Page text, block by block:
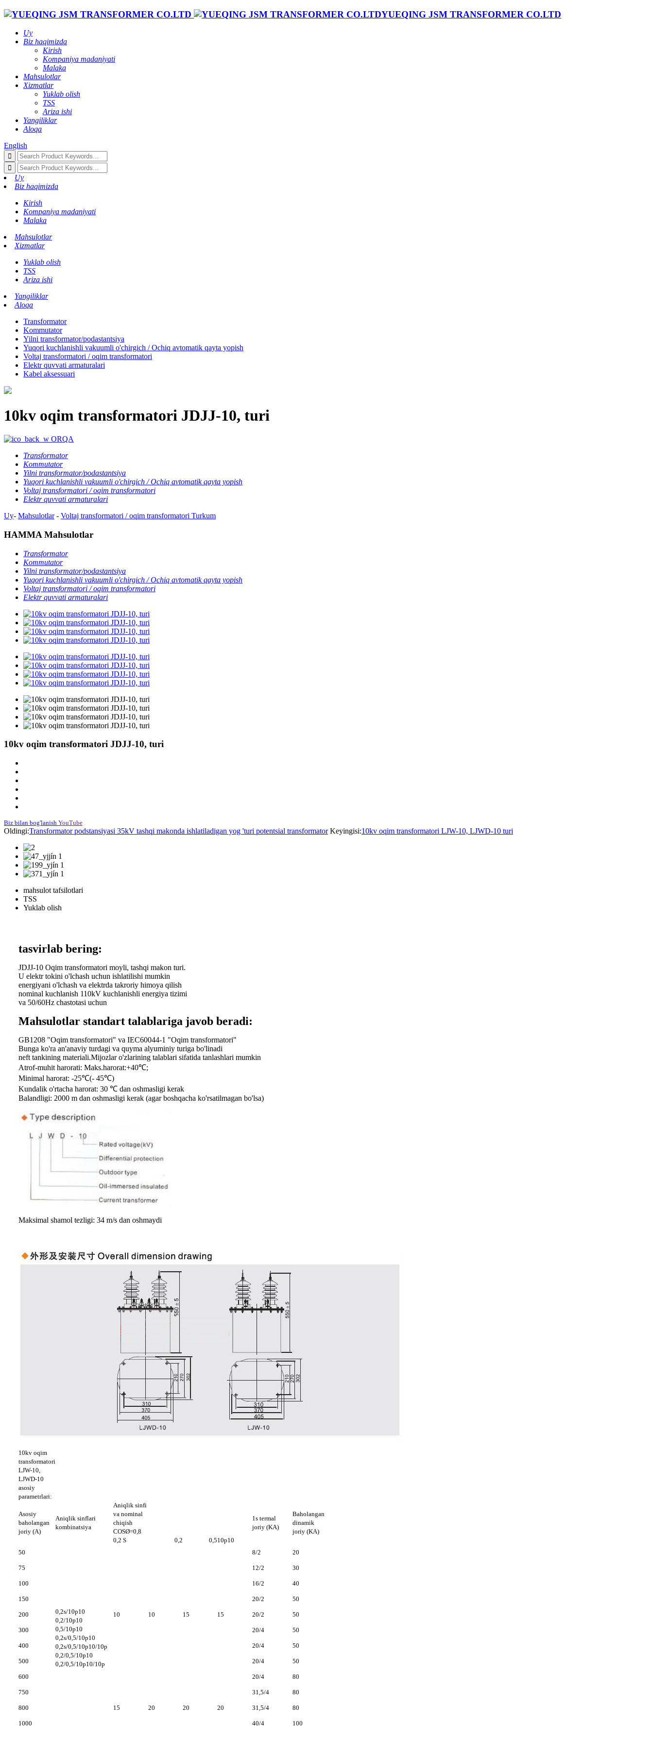
YUEQING JSM TRANSFORMER CO.LTD
Uy
Biz haqimizda
Kirish
Kompaniya madaniyati
Malaka
Mahsulotlar
Xizmatlar
Yuklab olish
TSS
Ariza ishi
Yangiliklar
Aloqa
English
Uy
Biz haqimizda
Kirish
Kompaniya madaniyati
Malaka
Mahsulotlar
Xizmatlar
Yuklab olish
TSS
Ariza ishi
Yangiliklar
Aloqa
Transformator
Kommutator
Yilni transformator/podastantsiya
Yuqori kuchlanishli vakuumli o'chirgich / Ochiq avtomatik qayta yopish
Voltaj transformatori / oqim transformatori
Elektr quvvati armaturalari
Kabel aksessuari
10kv oqim transformatori JDJJ-10, turi
ORQA
Transformator
Kommutator
Yilni transformator/podastantsiya
Yuqori kuchlanishli vakuumli o'chirgich / Ochiq avtomatik qayta yopish
Voltaj transformatori / oqim transformatori
Elektr quvvati armaturalari
Uy- Mahsulotlar- Voltaj transformatori / oqim transformatori Turkum
HAMMA Mahsulotlar
Transformator
Kommutator
Yilni transformator/podastantsiya
Yuqori kuchlanishli vakuumli o'chirgich / Ochiq avtomatik qayta yopish
Voltaj transformatori / oqim transformatori
Elektr quvvati armaturalari
10kv oqim transformatori JDJJ-10, turi
Biz bilan bog'lanish YouTube
Oldingi:Transformator podstansiyasi 35kV tashqi makonda ishlatiladigan yog 'turi potentsial transformator Keyingisi:10kv oqim transformatori LJW-10, LJWD-10 turi
mahsulot tafsilotlari
TSS
Yuklab olish
tasvirlab bering:
JDJJ-10 Oqim transformatori moyli, tashqi makon turi.
U elektr tokini o'lchash uchun ishlatilishi mumkin
energiyani o'lchash va elektrda takroriy himoya qilish
nominal kuchlanish 110kV kuchlanishli energiya tizimi
va 50/60Hz chastotasi uchun
Mahsulotlar standart talablariga javob beradi:
GB1208 "Oqim transformatori" va IEC60044-1 "Oqim transformatori"
Bunga ko'ra an'anaviy turdagi va quyma alyuminiy turiga bo'linadi
neft tankining materiali.Mijozlar o'zlarining talablari sifatida tanlashlari mumkin
Atrof-muhit harorati: Maks.harorat:+40℃;
Minimal harorat: -25℃(- 45℃)
Kundalik o'rtacha harorat: 30 ℃ dan oshmasligi kerak
Balandligi: 2000 m dan oshmasligi kerak (agar boshqacha ko'rsatilmagan bo'lsa)
Maksimal shamol tezligi: 34 m/s dan oshmaydi
10kv oqim
transformatori
LJW-10,
LJWD-10
asosiy
parametrlari:
Asosiy
baholangan
joriy (A)
Aniqlik sinflari
kombinatsiya
Aniqlik sinfi
va nominal
chiqish
COSØ=0,8
1s termal
joriy (KA)
Baholangan
dinamik
joriy (KA)
0,2 S
0,2 0,510p10
50
0,2s/10p10
0,2/10p10
0,5/10p10
0,2s/0,5/10p10
0,2s/0,5/10p10/10p
0,2/0,5/10p10
0,2/0,5/10p10/10p
10 10 15 15
8/2 20
75 12/2 30
100 16/2 40
150 20/2 50
200 20/2 50
300 20/4 50
400 20/4 50
500 20/4 50
600 20/4 80
750
15 20 20 20
31,5/4 80
800 31,5/4 80
1000 40/4 100